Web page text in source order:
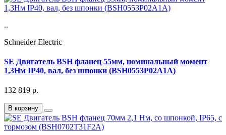
..
Schneider Electric
SE Двигатель BSH фланец 55мм, номинальный момент
1,3Нм IP40, вал, без шпонки (BSH0553P02A1A)
132 819 р.
В корзину